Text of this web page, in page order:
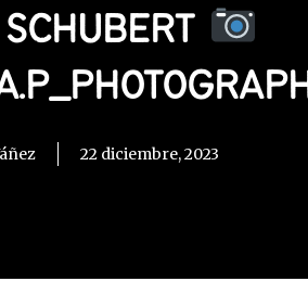
22 diciembre, 2023